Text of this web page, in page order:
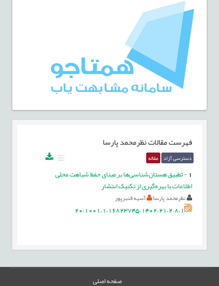
فهرست مقالاتنظرمحمد پارسا
دسترسی آزاد مقاله
-تطبیق هستان‌شناسی‌ها بر مبنای حفظ شباهت محلی
اطلاعات با بهره‌گیری از تکنیک انتشار
نظرمحمد پارسا آسیه قنبرپور
20.1001.1.16823745.1402.21.2.8.1
صفحه اصلی